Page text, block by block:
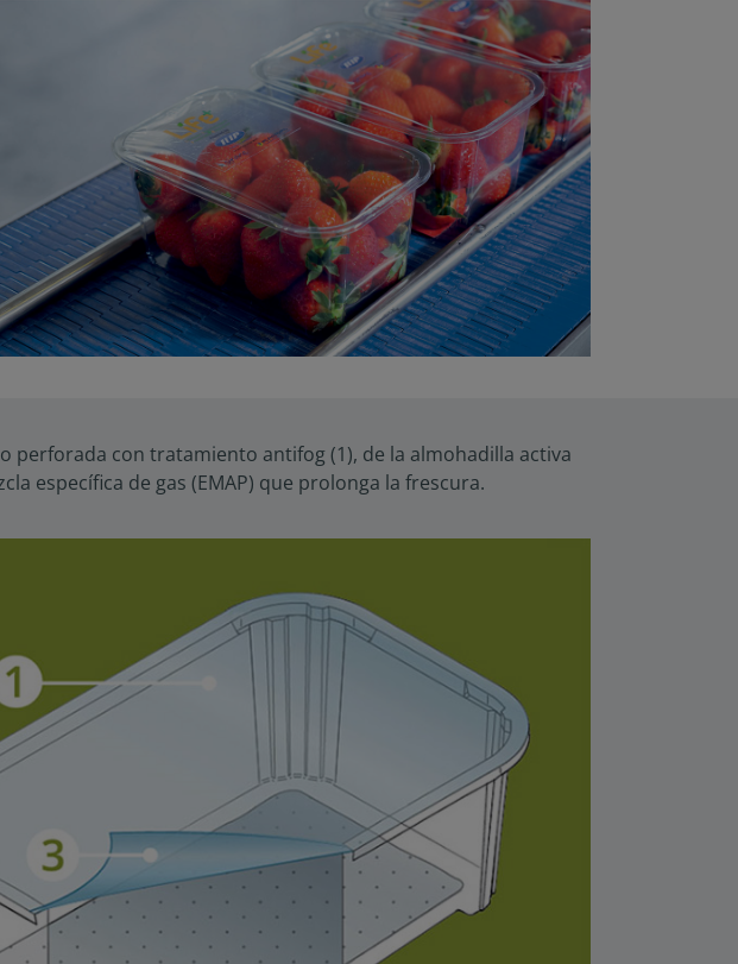
perforada con tratamiento antifog (1), de la almohadilla activa
específica de gas (EMAP) que prolonga la frescura.